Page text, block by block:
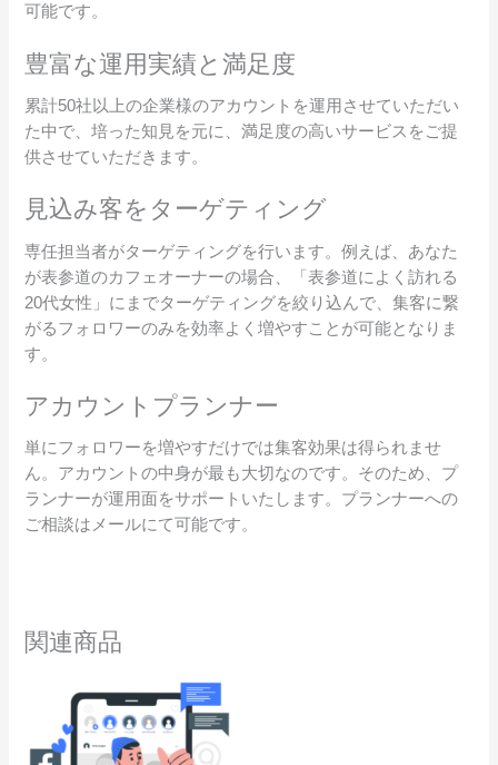
可能です。
豊富な運用実績と満足度
累計50社以上の企業様のアカウントを運用させていただい
た中で、培った知見を元に、満足度の高いサービスをご提
供させていただきます。
見込み客をターゲティング
専任担当者がターゲティングを行います。例えば、あなた
が表参道のカフェオーナーの場合、「表参道によく訪れる
20代女性」にまでターゲティングを絞り込んで、集客に繋
がるフォロワーのみを効率よく増やすことが可能となりま
す。
アカウントプランナー
単にフォロワーを増やすだけでは集客効果は得られませ
ん。アカウントの中身が最も大切なのです。そのため、プ
ランナーが運用面をサポートいたします。プランナーへの
ご相談はメールにて可能です。
関連商品